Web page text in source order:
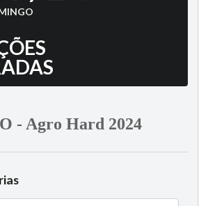
- Agro Hard 2024